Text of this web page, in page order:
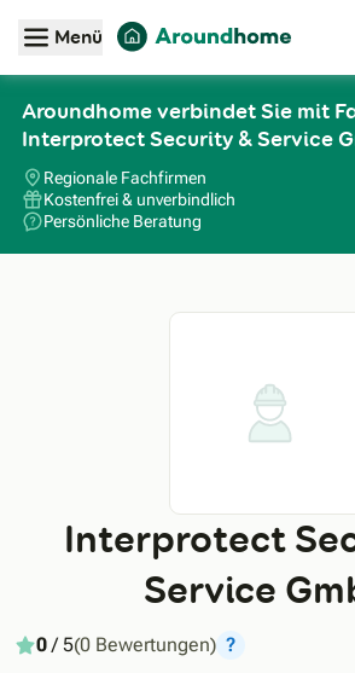
Zum Hauptinhalt
Menü
Aroundhome verbindet Sie mit
Interprotect Security & Service
Regionale Fachfirmen
Kostenfrei & unverbindlich
Persönliche Beratung
Interprotect
Service
0/ 5(0 Bewertungen) ?